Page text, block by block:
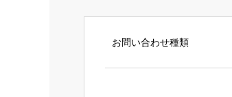
お問い合わせ種類